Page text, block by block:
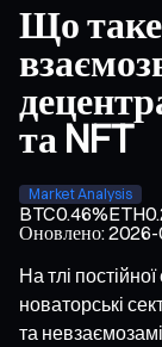
Що таке
та NFT
Market Analysis
BTC0.46%ETH
Оновлено:2026-
На тлі
новаторські
та